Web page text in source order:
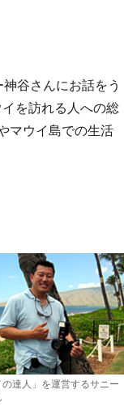
谷さんにお話をう
を訪れる人への総
マウイ島での生活
の達人」を運営するサニー